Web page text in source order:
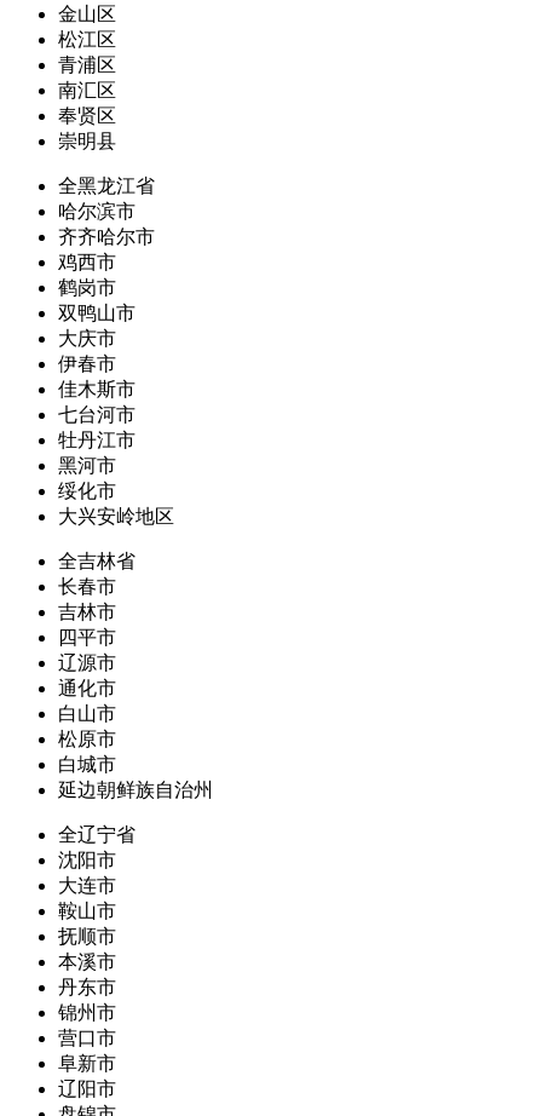
金山区
松江区
青浦区
南汇区
奉贤区
崇明县
全黑龙江省
哈尔滨市
齐齐哈尔市
鸡西市
鹤岗市
双鸭山市
大庆市
伊春市
佳木斯市
七台河市
牡丹江市
黑河市
绥化市
大兴安岭地区
全吉林省
长春市
吉林市
四平市
辽源市
通化市
白山市
松原市
白城市
延边朝鲜族自治州
全辽宁省
沈阳市
大连市
鞍山市
抚顺市
本溪市
丹东市
锦州市
营口市
阜新市
辽阳市